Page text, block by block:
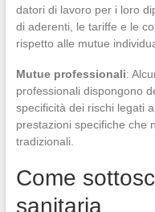
datori di lavoro per i loro
di aderenti, le tariffe e le
rispetto alle mutue
Mutue professionali:
professionali dispongono
specificità dei rischi legati
prestazioni specifiche che
tradizionali.
Come
sanitaria